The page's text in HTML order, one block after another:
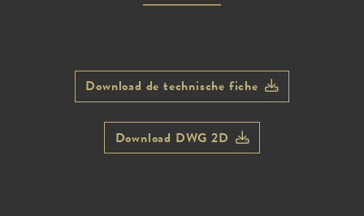
Download de technische fiche
Download DWG 2D